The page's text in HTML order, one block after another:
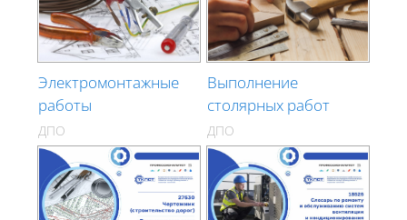
Электромонтажные
работы
ДПО
Выполнение
столярных работ
ДПО